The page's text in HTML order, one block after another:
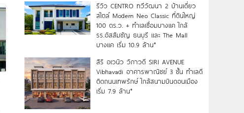
รีวิว CENTRO ทวีวัฒนา 2 บ้านเดี่ยว
สไตล์ Modern Neo Classic ที่ดินใหญ่
100 ตร.ว. + ทำเลเชื่อมบางแค ใกล้
รร.อัสสัมชัญ ธนบุรี และ The Mall
บางแค เริ่ม 10.9 ล้าน*
สิริ อเวนิว วิภาวดี SIRI AVENUE
Vibhavadi อาคารพาณิชย์ 3 ชั้น ทำเลดี
ติดถนนเทพรักษ์ ใกล้สนามบินดอนเมือง
เริ่ม 7.9 ล้าน*